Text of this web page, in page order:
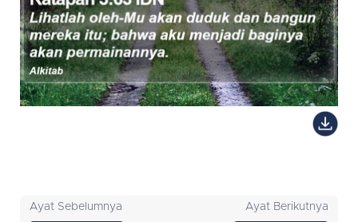
Ayat Sebelumnya Ayat Berikutnya